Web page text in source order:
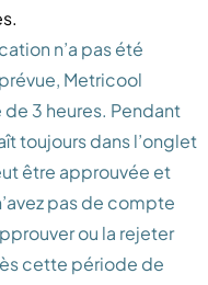
n’a pas été
Metricool
3 heures. Pendant
toujours dans l’onglet
être approuvée et
pas de compte
ou la rejeter
cette période de